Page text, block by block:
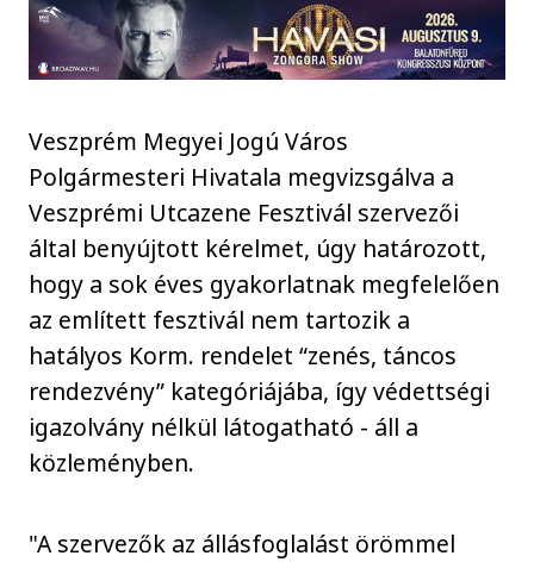
Veszprém Megyei Jogú Város
Polgármesteri Hivatala megvizsgálva a
Veszprémi Utcazene Fesztivál szervezői
által benyújtott kérelmet, úgy határozott,
hogy a sok éves gyakorlatnak megfelelően
az említett fesztivál nem tartozik a
hatályos Korm. rendelet “zenés, táncos
rendezvény” kategóriájába, így védettségi
igazolvány nélkül látogatható - áll a
közleményben.
"A szervezők az állásfoglalást örömmel